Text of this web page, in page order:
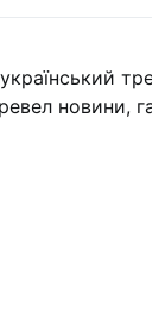
новини,